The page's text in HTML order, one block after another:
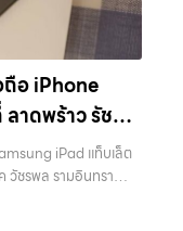
บเล็ต ทุกยี่ห้อ ให้ราคา
ชดา, บางรัก,
ทพฯ ใกล้ “ใกล้ ฉัน”
ๆ เปลี่ยนรุ่นกันแทบ
ไม่ได้ใช้งานอยู่เฉยๆ
อไอโฟน, รับซื้อไอแพด,
เล็ต, รับซื้อสินค้าไอที
อ iPhone
าดพร้าว รัชดา
ามอินทราiPad แท็บเล็ต
วัชรพล รามอินทรา